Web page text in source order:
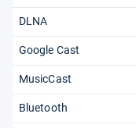
DLNA
Google Cast
MusicCast
Bluetooth